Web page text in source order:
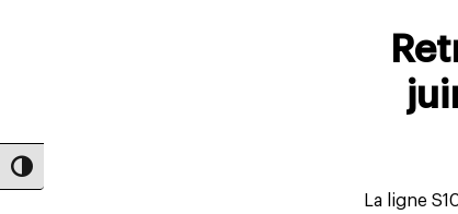
Passer en contraste élevé
La ligne